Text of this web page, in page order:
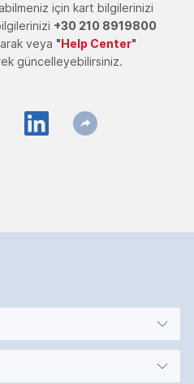
için kart bilgilerinizi
+30 210 8919800
veya "Help Center"
güncelleyebilirsiniz.